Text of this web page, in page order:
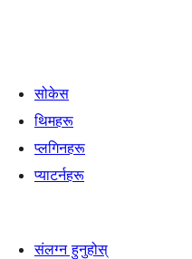
सोकेस
थिमहरू
प्लगिनहरू
प्याटर्नहरू
संलग्न हुनुहोस्